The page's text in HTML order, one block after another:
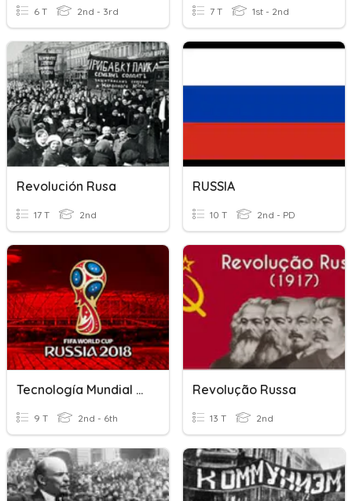
6 T 2nd - 3rd 7 T 1st - 2nd
Revolución Rusa
17 T 2nd
RUSSIA
10 T 2nd - PD
Tecnología Mundial Russia 2018
9 T 2nd - 6th
Revolução Russa
13 T 2nd